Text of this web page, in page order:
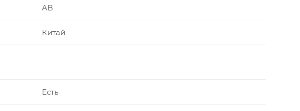
AB
Китай
Есть